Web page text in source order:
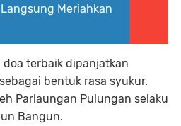
Meriahkan
terbaik dipanjatkan
bentuk rasa syukur.
Parlaungan Pulungan selaku
Bangun.